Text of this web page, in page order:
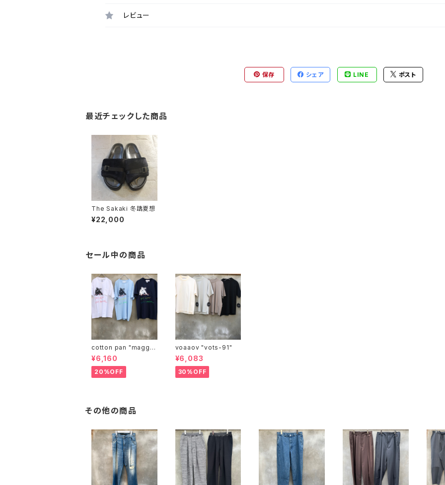
レビュー
保存 シェア LINE ポスト
最近チェックした商品
The Sakaki 冬躊夏想
¥22,000
セール中の商品
cotton pan "maggie
may"
¥6,160
20%OFF
voaaov "vots-91"
¥6,083
30%OFF
その他の商品